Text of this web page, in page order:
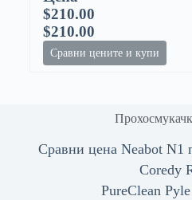
$210.00
$210.00
Сравни цените и купи
Сравни цена Neabot N1
Coredy
PureClean